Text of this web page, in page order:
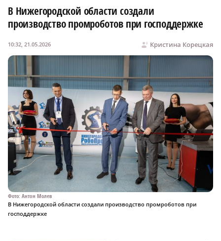
В Нижегородской области создали
производство промроботов при господдержке
Кристина Корецкая
10:32, 21.05.2026
Фото: Антон Молев
В Нижегородской области создали производство промроботов при
господдержке